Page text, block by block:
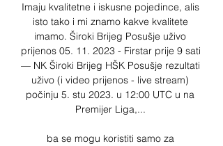
Imaju kvalitetne i iskusne pojedince, alis
isto tako i mi znamo kakve kvalitete
imamo. Široki Brijeg Posušje uživo
prijenos 05. 11. 2023 - Firstar prije 9 sati
— NK Široki Brijeg HŠK Posušje rezultati
uživo (i video prijenos - live stream)
počinju 5. stu 2023. u 12:00 UTC u na
Premijer Liga,...
ba se mogu koristiti samo za